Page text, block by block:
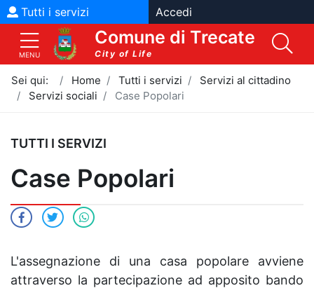
Vai al menù
Vai al contenuto
Tutti i servizi Accedi
Comune di Trecate
City of Life
MENU
Sei qui: Home Tutti i servizi
Servizi al cittadino
Servizi sociali
Case Popolari
TUTTI I SERVIZI
Case Popolari
L'assegnazione di una casa popolare avviene
attraverso la partecipazione ad apposito bando